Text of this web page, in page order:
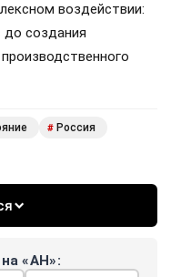
воздействии:
до создания
# Россия
«АН»: